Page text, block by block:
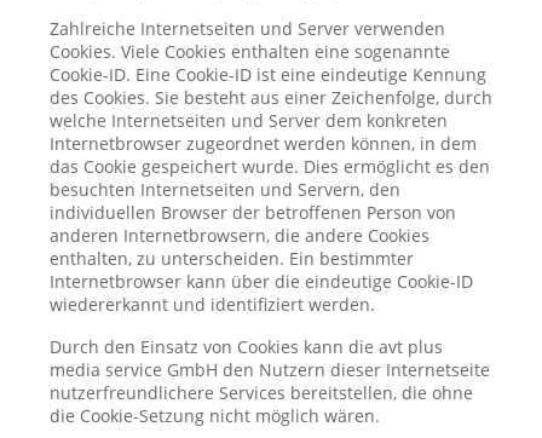
Zahlreiche Internetseiten und Server verwenden
Cookies. Viele Cookies enthalten eine sogenannte
Cookie-ID. Eine Cookie-ID ist eine eindeutige Kennung
des Cookies. Sie besteht aus einer Zeichenfolge, durch
welche Internetseiten und Server dem konkreten
Internetbrowser zugeordnet werden können, in dem
das Cookie gespeichert wurde. Dies ermöglicht es den
besuchten Internetseiten und Servern, den
individuellen Browser der betroffenen Person von
anderen Internetbrowsern, die andere Cookies
enthalten, zu unterscheiden. Ein bestimmter
Internetbrowser kann über die eindeutige Cookie-ID
wiedererkannt und identifiziert werden.
Durch den Einsatz von Cookies kann die avt plus
media service GmbH den Nutzern dieser Internetseite
nutzerfreundlichere Services bereitstellen, die ohne
die Cookie-Setzung nicht möglich wären.